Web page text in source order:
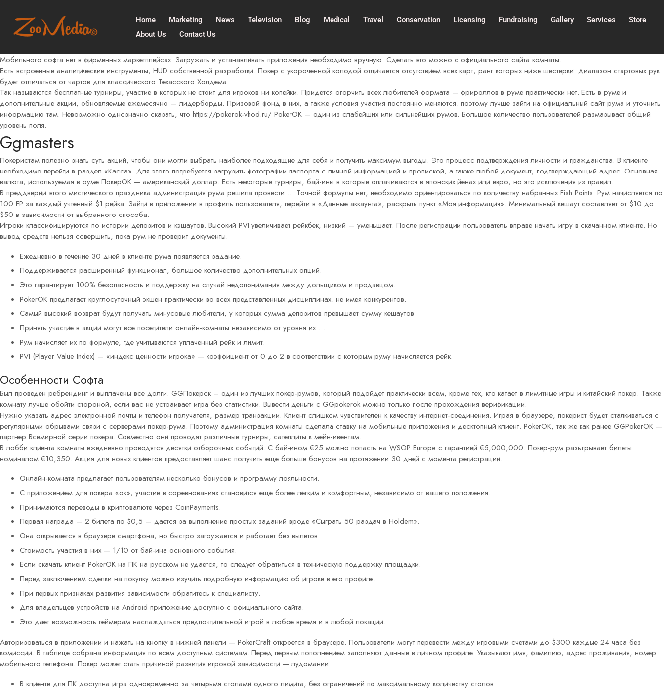
Home Marketing News Television Blog Medical Travel Conservation Licensing Fundraising Gallery Services
Store
About Us
Contact Us
Мобильного софта нет в фирменных маркетплейсах. Загружать и устанавливать приложения необходимо вручную. Сделать это можно с официального сайта комнаты.
Есть встроенные аналитические инструменты, HUD собственной разработки. Покер с укороченной колодой отличается отсутствием всех карт, ранг которых ниже шестерки. Диапазон стартовых рук
будет отличаться от чартов для классического Техасского Холдема.
Так называются бесплатные турниры, участие в которых не стоит для игроков ни копейки. Придется огорчить всех любителей формата — фрироллов в руме практически нет. Есть в руме и
дополнительные акции, обновляемые ежемесячно — лидерборды. Призовой фонд в них, а также условия участия постоянно меняются, поэтому лучше зайти на официальный сайт рума и уточнить
информацию там. Невозможно однозначно сказать, что https://pokerok-vhod.ru/ PokerOK — один из слабейших или сильнейших румов. Большое количество пользователей размазывает общий
уровень поля.
Ggmasters
Покеристам полезно знать суть акций, чтобы они могли выбрать наиболее подходящие для себя и получить максимум выгоды. Это процесс подтверждения личности и гражданства. В клиенте
необходимо перейти в раздел «Касса». Для этого потребуется загрузить фотографии паспорта с личной информацией и пропиской, а также любой документ, подтверждающий адрес. Основная
валюта, используемая в руме ПокерОК — американский доллар. Есть некоторые турниры, бай-ины в которые оплачиваются в японских йенах или евро, но это исключения из правил.
В преддверии этого мистического праздника администрация рума решила провести … Точной формулы нет, необходимо ориентироваться по количеству набранных Fish Points. Рум начисляется по
100 FP за каждый учтенный $1 рейка. Зайти в приложении в профиль пользователя, перейти в «Данные аккаунта», раскрыть пункт «Моя информация». Минимальный кешаут составляет от $10 до
$50 в зависимости от выбранного способа.
Игроки классифицируются по истории депозитов и кэшаутов. Высокий PVI увеличивает рейкбек, низкий — уменьшает. После регистрации пользователь вправе начать игру в скачанном клиенте. Но
вывод средств нельзя совершить, пока рум не проверит документы.
Ежедневно в течение 30 дней в клиенте рума появляется задание.
Поддерживается расширенный функционал, большое количество дополнительных опций.
Это гарантирует 100% безопасность и поддержку на случай недопонимания между дольщиком и продавцом.
PokerOK предлагает круглосуточный экшен практически во всех представленных дисциплинах, не имея конкурентов.
Самый высокий возврат будут получать минусовые любители, у которых сумма депозитов превышает сумму кешаутов.
Принять участие в акции могут все посетители онлайн-комнаты независимо от уровня их …
Рум начисляет их по формуле, где учитываются уплаченный рейк и лимит.
PVI (Player Value Index) — «индекс ценности игрока» — коэффициент от 0 до 2 в соответствии с которым руму начисляется рейк.
Особенности Софта
Был проведен ребрендинг и выплачены все долги. GGПокерок – один из лучших покер-румов, который подойдет практически всем, кроме тех, кто катает в лимитные игры и китайский покер. Также
комнату лучше обойти стороной, если вас не устраивает игра без статистики. Вывести деньги с GGpokerok можно только после прохождения верификации.
Нужно указать адрес электронной почты и телефон получателя, размер транзакции. Клиент слишком чувствителен к качеству интернет-соединения. Играя в браузере, покерист будет сталкиваться с
регулярными обрывами связи с серверами покер-рума. Поэтому администрация комнаты сделала ставку на мобильные приложения и десктопный клиент. PokerOK, так же как ранее GGPokerOK —
партнер Всемирной серии покера. Совместно они проводят различные турниры, сателлиты к мейн-ивентам.
В лобби клиента комнаты ежедневно проводятся десятки отборочных событий. С бай-ином €25 можно попасть на WSOP Europe с гарантией €5,000,000. Покер-рум разыгрывает билеты
номиналом €10,350. Акция для новых клиентов предоставляет шанс получить еще больше бонусов на протяжении 30 дней с момента регистрации.
Онлайн-комната предлагает пользователям несколько бонусов и программу лояльности.
С приложением для покера «ок», участие в соревнованиях становится ещё более лёгким и комфортным, независимо от вашего положения.
Принимаются переводы в криптовалюте через CoinPayments.
Первая награда — 2 билета по $0,5 — дается за выполнение простых заданий вроде «Сыграть 50 раздач в Holdem».
Она открывается в браузере смартфона, но быстро загружается и работает без вылетов.
Стоимость участия в них — 1/10 от бай-ина основного события.
Если скачать клиент PokerOK на ПК на русском не удается, то следует обратиться в техническую поддержку площадки.
Перед заключением сделки на покупку можно изучить подробную информацию об игроке в его профиле.
При первых признаках развития зависимости обратитесь к специалисту.
Для владельцев устройств на Android приложение доступно с официального сайта.
Это дает возможность геймерам наслаждаться предпочтительной игрой в любое время и в любой локации.
Авторизоваться в приложении и нажать на кнопку в нижней панели — PokerCraft откроется в браузере. Пользователи могут перевести между игровыми счетами до $300 каждые 24 часа без
комиссии. В таблице собрана информация по всем доступным системам. Перед первым пополнением заполняют данные в личном профиле. Указывают имя, фамилию, адрес проживания, номер
мобильного телефона. Покер может стать причиной развития игровой зависимости — лудомании.
В клиенте для ПК доступна игра одновременно за четырьмя столами одного лимита, без ограничений по максимальному количеству столов.